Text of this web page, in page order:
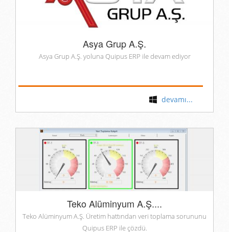
Asya Grup A.Ş.
Asya Grup A.Ş. yoluna Quipus ERP ile devam ediyor
devamı...
Teko Alüminyum A.Ş....
Teko Alüminyum A.Ş. Üretim hattından veri toplama sorununu
Quipus ERP ile çözdü.